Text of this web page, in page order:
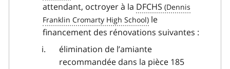
attendant, octroyer à la DFCHS
le
financement des rénovations suivantes :
élimination de l’amiante
recommandée dans la pièce 185